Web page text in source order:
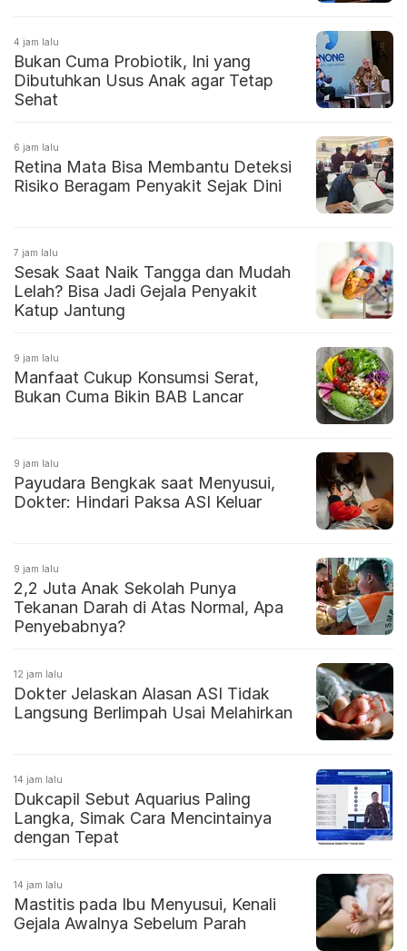
4 jam lalu
Bukan Cuma Probiotik, Ini yang
Dibutuhkan Usus Anak agar Tetap
Sehat
6 jam lalu
Retina Mata Bisa Membantu Deteksi
Risiko Beragam Penyakit Sejak Dini
7 jam lalu
Sesak Saat Naik Tangga dan Mudah
Lelah? Bisa Jadi Gejala Penyakit
Katup Jantung
9 jam lalu
Manfaat Cukup Konsumsi Serat,
Bukan Cuma Bikin BAB Lancar
9 jam lalu
Payudara Bengkak saat Menyusui,
Dokter: Hindari Paksa ASI Keluar
9 jam lalu
2,2 Juta Anak Sekolah Punya
Tekanan Darah di Atas Normal, Apa
Penyebabnya?
12 jam lalu
Dokter Jelaskan Alasan ASI Tidak
Langsung Berlimpah Usai Melahirkan
14 jam lalu
Dukcapil Sebut Aquarius Paling
Langka, Simak Cara Mencintainya
dengan Tepat
14 jam lalu
Mastitis pada Ibu Menyusui, Kenali
Gejala Awalnya Sebelum Parah